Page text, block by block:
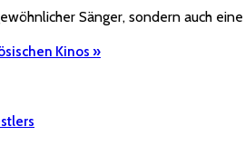
Sänger, sondern auch
Kinos »